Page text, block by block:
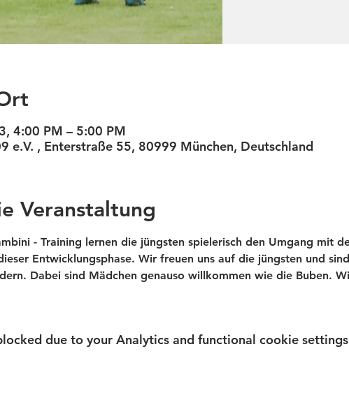
4:00 PM – 5:00 PM
e.V. , Enterstraße 55, 80999 München, Deutschland
Veranstaltung
- Training lernen die jüngsten spielerisch den Umgang mit
Entwicklungsphase. Wir freuen uns auf die jüngsten und
Dabei sind Mädchen genauso willkommen wie die Buben.
due to your Analytics and functional cookie